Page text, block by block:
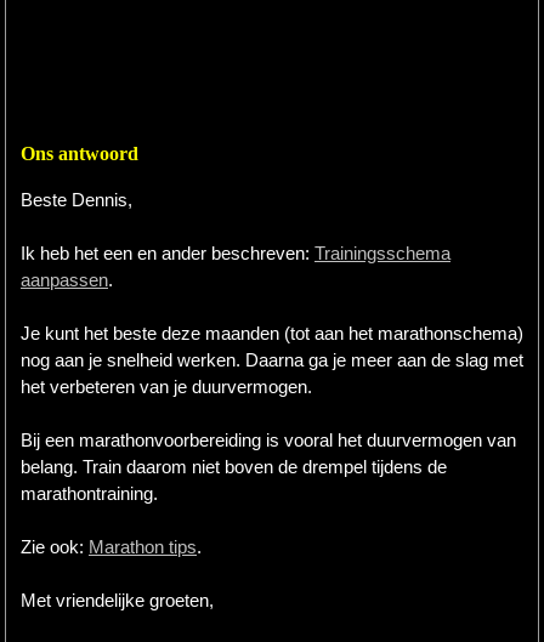
Ons antwoord
Beste Dennis,
Ik heb het een en ander beschreven: Trainingsschema
aanpassen.
Je kunt het beste deze maanden (tot aan het marathonschema)
nog aan je snelheid werken. Daarna ga je meer aan de slag met
het verbeteren van je duurvermogen.
Bij een marathonvoorbereiding is vooral het duurvermogen van
belang. Train daarom niet boven de drempel tijdens de
marathontraining.
Zie ook: Marathon tips.
Met vriendelijke groeten,